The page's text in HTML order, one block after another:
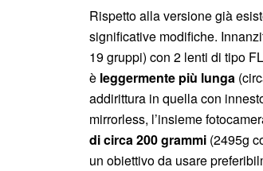
Rispetto alla versione già
significative modifiche.
19 gruppi) con 2 lenti di tipo
è leggermente più lunga
addirittura in quella con
mirrorless, l’insieme
di circa 200 grammi (2495g
un obiettivo da usare